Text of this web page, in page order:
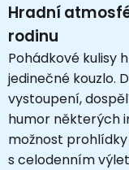
Hradní
rodinu
Pohádkové kulisy
jedinečné kouzlo.
vystoupení,
humor některých
možnost
s celodenním